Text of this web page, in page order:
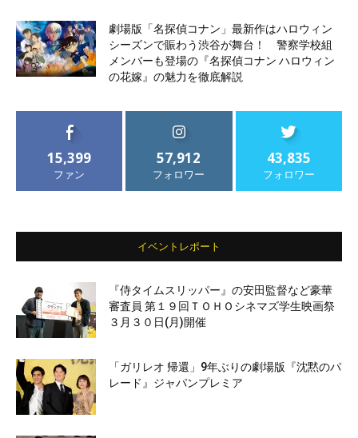
劇場版「名探偵コナン」最新作はハロウィン
シーズンで賑わう渋谷が舞台！ 警察学校組
メンバーも登場の『名探偵コナン ハロウィン
の花嫁』の魅力を徹底解説
15,399
ファン
57,912
フォロワー
43,835
フォロワー
イベントレポート
『侍タイムスリッパー』の安田監督など豪華
審査員 第１９回ＴＯＨＯシネマズ学生映画祭
３月３０日(月)開催
「ガリレオ 帰還」9年ぶりの劇場版『沈黙のパ
レード』ジャパンプレミア